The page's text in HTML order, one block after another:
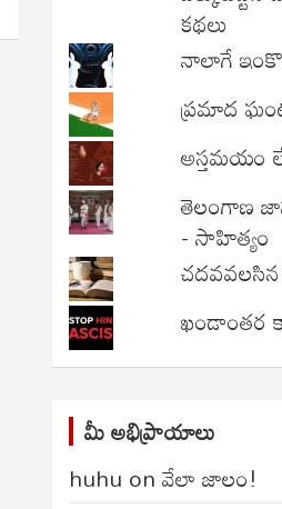
కథలు
నాలాగే
ప్రమాద
అస్తమయం
తెలంగాణ
- సాహిత్యం
చదవవలసిన
మీ అభిప్రాయాలు
huhu onవేలా జాలం!